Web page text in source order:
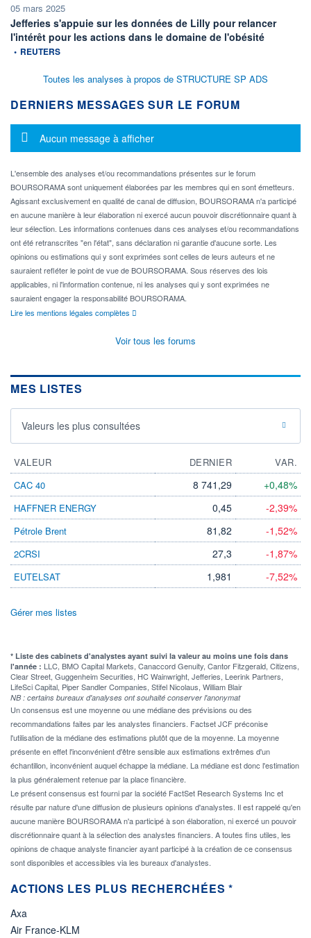
05 mars 2025
Jefferies s'appuie sur les données de Lilly pour relancer
l'intérêt pour les actions dans le domaine de l'obésité
• REUTERS
Toutes les analyses à propos de STRUCTURE SP ADS
DERNIERS MESSAGES SUR LE FORUM
Message d'information
Aucun message à afficher
L'ensemble des analyses et/ou recommandations présentes sur le forum
BOURSORAMA sont uniquement élaborées par les membres qui en sont émetteurs.
Agissant exclusivement en qualité de canal de diffusion, BOURSORAMA n'a participé
en aucune manière à leur élaboration ni exercé aucun pouvoir discrétionnaire quant à
leur sélection. Les informations contenues dans ces analyses et/ou recommandations
ont été retranscrites "en l'état", sans déclaration ni garantie d'aucune sorte. Les
opinions ou estimations qui y sont exprimées sont celles de leurs auteurs et ne
sauraient refléter le point de vue de BOURSORAMA. Sous réserves des lois
applicables, ni l'information contenue, ni les analyses qui y sont exprimées ne
sauraient engager la responsabilité BOURSORAMA.
Lire les mentions légales complètes
Voir tous les forums
MES LISTES
Valeurs les plus consultées
VALEUR DERNIER
VAR.
CAC 40
8 741,29 +0,48%
HAFFNER ENERGY 0,45 -2,39%
Pétrole Brent 81,82 -1,52%
2CRSI 27,3 -1,87%
EUTELSAT 1,981 -7,52%
Gérer mes listes
* Liste des cabinets d'analystes ayant suivi la valeur au moins une fois dans
l'année : LLC, BMO Capital Markets, Canaccord Genuity, Cantor Fitzgerald, Citizens,
Clear Street, Guggenheim Securities, HC Wainwright, Jefferies, Leerink Partners,
LifeSci Capital, Piper Sandler Companies, Stifel Nicolaus, William Blair
NB : certains bureaux d'analyses ont souhaité conserver l'anonymat
Un consensus est une moyenne ou une médiane des prévisions ou des
recommandations faites par les analystes financiers. Factset JCF préconise
l'utilisation de la médiane des estimations plutôt que de la moyenne. La moyenne
présente en effet l'inconvénient d'être sensible aux estimations extrêmes d'un
échantillon, inconvénient auquel échappe la médiane. La médiane est donc l'estimation
la plus généralement retenue par la place financière.
Le présent consensus est fourni par la société FactSet Research Systems Inc et
résulte par nature d'une diffusion de plusieurs opinions d'analystes. Il est rappelé qu'en
aucune manière BOURSORAMA n'a participé à son élaboration, ni exercé un pouvoir
discrétionnaire quant à la sélection des analystes financiers. A toutes fins utiles, les
opinions de chaque analyste financier ayant participé à la création de ce consensus
sont disponibles et accessibles via les bureaux d'analystes.
ACTIONS LES PLUS RECHERCHÉES *
Axa
Air France-KLM